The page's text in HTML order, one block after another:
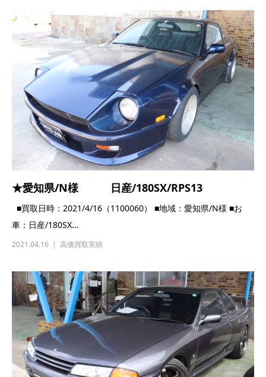
★愛知県/N様 日産/180SX/RPS13
■買取日時：2021/4/16（1100060） ■地域：愛知県/N様 ■お
車：日産/180SX...
2021.04.16 高価買取実績